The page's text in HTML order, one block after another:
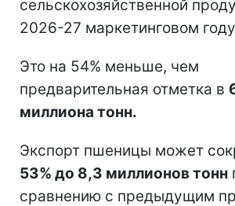
сельскохозяйственной
2026-27 маркетинговом
Это на 54% меньше, чем
предварительная отметка в
миллиона тонн.
Экспорт пшеницы может
53% до 8,3 миллионов тонн
сравнению с предыдущим